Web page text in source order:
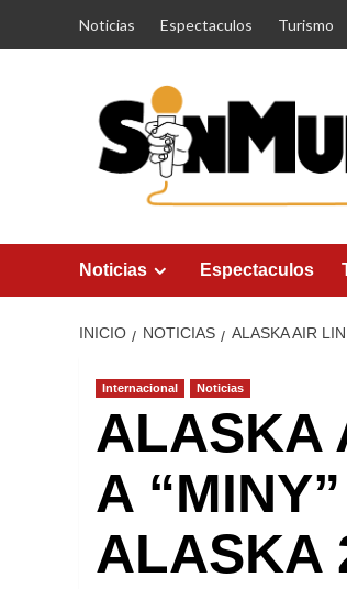
Noticias Espectaculos Turismo
Noticias Espectaculos
INICIO NOTICIAS ALASKA AIR
Internacional Noticias
ALASKA
A
ALASKA